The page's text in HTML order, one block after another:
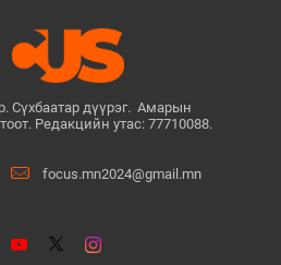
Сүхбаатар дүүрэг. Амарын
Редакцийн утас: 77710088.
focus.mn2024@gmail.mn